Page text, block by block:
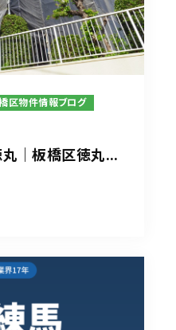
区物件情報ブログ
丸｜板橋区徳丸...